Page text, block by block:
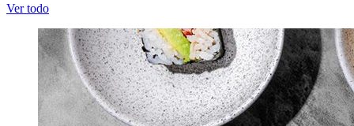
Ver todo